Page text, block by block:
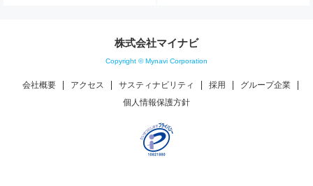
株式会社マイナビ
Copyright © Mynavi Corporation
会社概要 アクセス サスティナビリティ 採用
グループ企業
個人情報保護方針